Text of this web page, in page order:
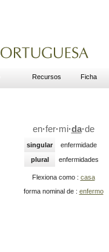
Recursos Ficha
en·fer·mi·da·de
singular
enfermidade
plural
enfermidades
Flexiona como : casa
forma nominal de : enfermo